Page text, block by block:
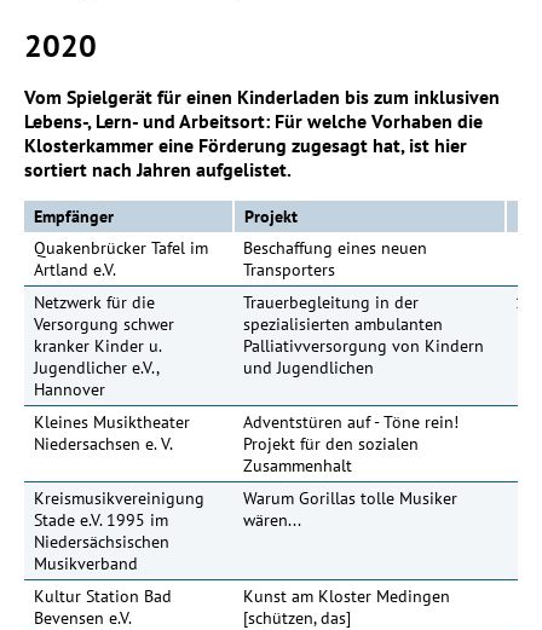
2020
Vom Spielgerät für einen Kinderladen bis zum inklusiven
Lebens-, Lern- und Arbeitsort: Für welche Vorhaben die
Klosterkammer eine Förderung zugesagt hat, ist hier
sortiert nach Jahren aufgelistet.
Empfänger
Projekt
Quakenbrücker Tafel im
Artland e.V.
Beschaffung eines neuen
Transporters
Netzwerk für die
Versorgung schwer
kranker Kinder u.
Jugendlicher e.V.,
Hannover
Trauerbegleitung in der
spezialisierten ambulanten
Palliativversorgung von Kindern
und Jugendlichen
Kleines Musiktheater
Niedersachsen e. V.
Adventstüren auf - Töne rein!
Projekt für den sozialen
Zusammenhalt
Kreismusikvereinigung
Stade e.V. 1995 im
Niedersächsischen
Musikverband
Warum Gorillas tolle Musiker
wären...
Kultur Station Bad
Bevensen e.V.
Kunst am Kloster Medingen
[schützen, das]